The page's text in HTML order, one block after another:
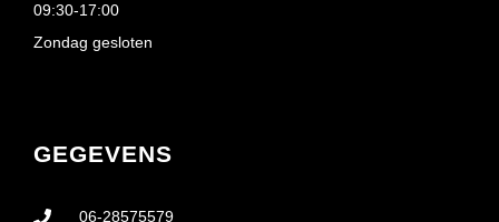
GEGEVENS
06-28575579
09:30-17:00
Zondag gesloten